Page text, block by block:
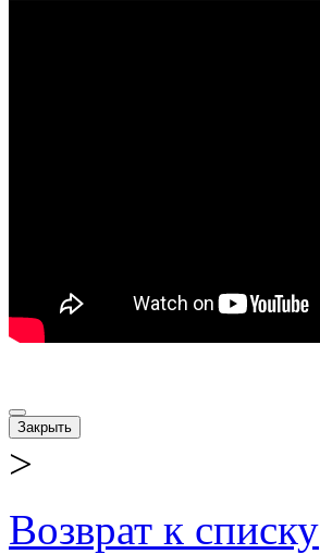
Закрыть
>
Возврат к списку